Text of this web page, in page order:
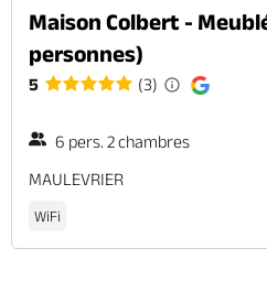
Maison Colbert -
personnes)
5 (3)
6 pers. 2 chambres
MAULEVRIER
WiFi